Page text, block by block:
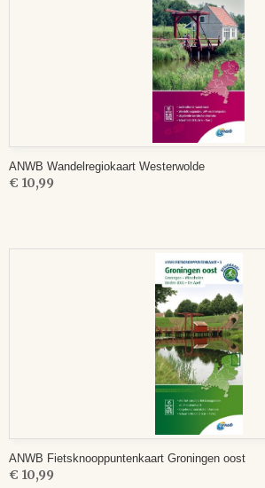
ANWB Wandelregiokaart Westerwolde
€ 10,99
ANWB Fietsknooppuntenkaart Groningen oost
€ 10,99